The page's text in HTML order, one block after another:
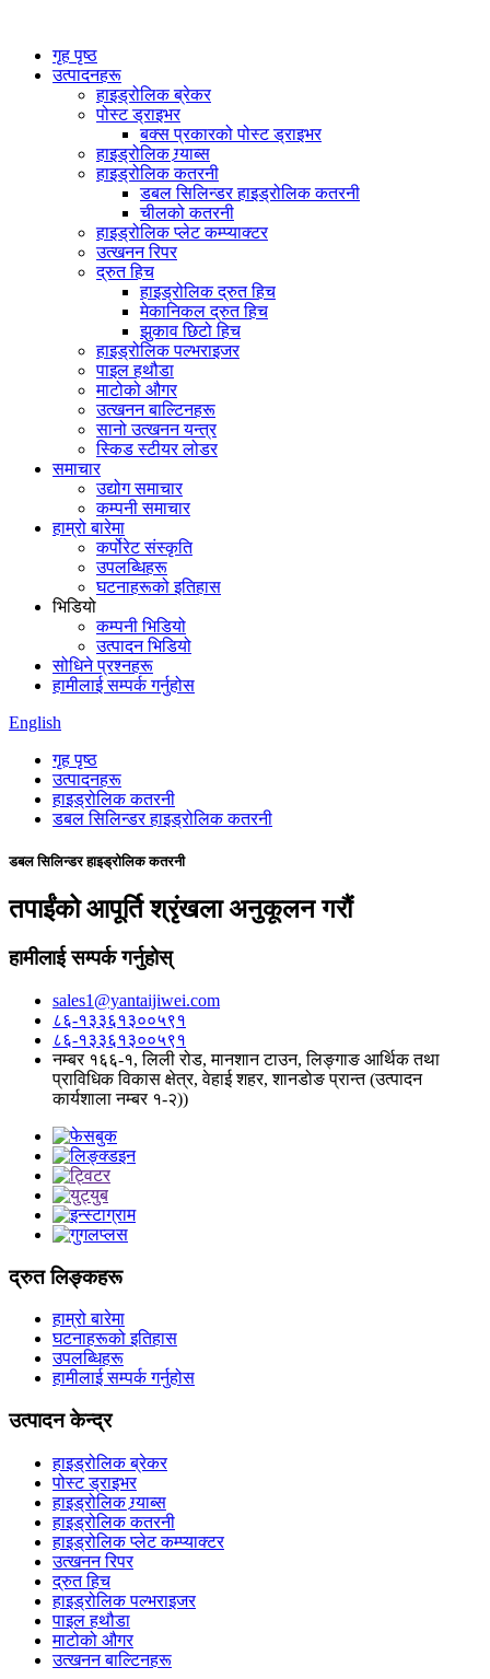
गृह पृष्ठ
उत्पादनहरू
हाइड्रोलिक ब्रेकर
पोस्ट ड्राइभर
बक्स प्रकारको पोस्ट ड्राइभर
हाइड्रोलिक ग्र्याब्स
हाइड्रोलिक कतरनी
डबल सिलिन्डर हाइड्रोलिक कतरनी
चीलको कतरनी
हाइड्रोलिक प्लेट कम्प्याक्टर
उत्खनन रिपर
द्रुत हिच
हाइड्रोलिक द्रुत हिच
मेकानिकल द्रुत हिच
झुकाव छिटो हिच
हाइड्रोलिक पल्भराइजर
पाइल हथौडा
माटोको औगर
उत्खनन बाल्टिनहरू
सानो उत्खनन यन्त्र
स्किड स्टीयर लोडर
समाचार
उद्योग समाचार
कम्पनी समाचार
हाम्रो बारेमा
कर्पोरेट संस्कृति
उपलब्धिहरू
घटनाहरूको इतिहास
भिडियो
कम्पनी भिडियो
उत्पादन भिडियो
सोधिने प्रश्नहरू
हामीलाई सम्पर्क गर्नुहोस
English
गृह पृष्ठ
उत्पादनहरू
हाइड्रोलिक कतरनी
डबल सिलिन्डर हाइड्रोलिक कतरनी
डबल सिलिन्डर हाइड्रोलिक कतरनी
तपाईंको आपूर्ति श्रृंखला अनुकूलन गरौं
हामीलाई सम्पर्क गर्नुहोस्
sales1@yantaijiwei.com
८६-१३३६१३००५९१
८६-१३३६१३००५९१
नम्बर १६६-१, लिली रोड, मानशान टाउन, लिङ्गाङ आर्थिक तथा
प्राविधिक विकास क्षेत्र, वेहाई शहर, शानडोङ प्रान्त (उत्पादन
कार्यशाला नम्बर १-२))
द्रुत लिङ्कहरू
हाम्रो बारेमा
घटनाहरूको इतिहास
उपलब्धिहरू
हामीलाई सम्पर्क गर्नुहोस
उत्पादन केन्द्र
हाइड्रोलिक ब्रेकर
पोस्ट ड्राइभर
हाइड्रोलिक ग्र्याब्स
हाइड्रोलिक कतरनी
हाइड्रोलिक प्लेट कम्प्याक्टर
उत्खनन रिपर
द्रुत हिच
हाइड्रोलिक पल्भराइजर
पाइल हथौडा
माटोको औगर
उत्खनन बाल्टिनहरू